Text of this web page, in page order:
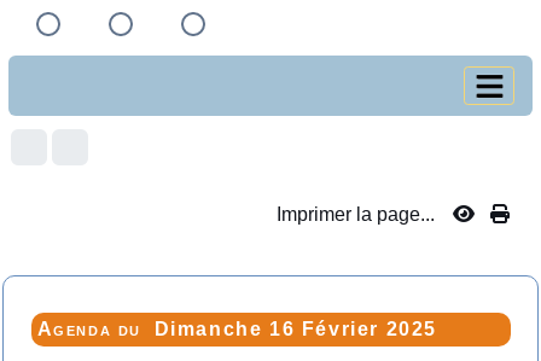
Imprimer la page...
Agenda du Dimanche 16 Février 2025